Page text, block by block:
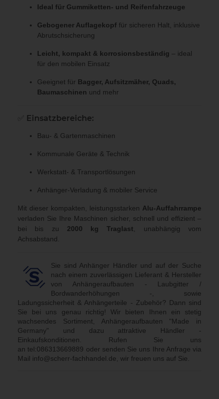
Ideal für Gummiketten- und Reifenfahrzeuge
Gebogener Auflagekopf für sicheren Halt, inklusive
Abrutschsicherung
Leicht, kompakt & korrosionsbeständig – ideal
für den mobilen Einsatz
Geeignet für Bagger, Aufsitzmäher, Quads,
Baumaschinen und mehr
Einsatzbereiche:
Bau- & Gartenmaschinen
Kommunale Geräte & Technik
Werkstatt- & Transportlösungen
Anhänger-Verladung & mobiler Service
Mit dieser kompakten, leistungsstarken Alu-Auffahrrampe
verladen Sie Ihre Maschinen sicher, schnell und effizient –
bei bis zu 2000 kg Traglast , unabhängig vom
Achsabstand.
Sie sind Anhänger Händler und auf der Suche
nach einem zuverlässigen Lieferant & Hersteller
von Anhängeraufbauten - Laubgitter /
Bordwanderhöhungen -, sowie
Ladungssicherheit & Anhängerteile - Zubehör? Dann sind
Sie bei uns genau richtig! Wir bieten Ihnen ein stetig
wachsendes Sortiment, Anhängeraufbauten "Made in
Germany" und dazu attraktive Händler -
Einkaufskonditionen. Rufen Sie uns
an tel:086313669889 oder senden Sie uns Ihre Anfrage via
Mail info@scherr-fachhandel.de , wir freuen uns auf Sie.